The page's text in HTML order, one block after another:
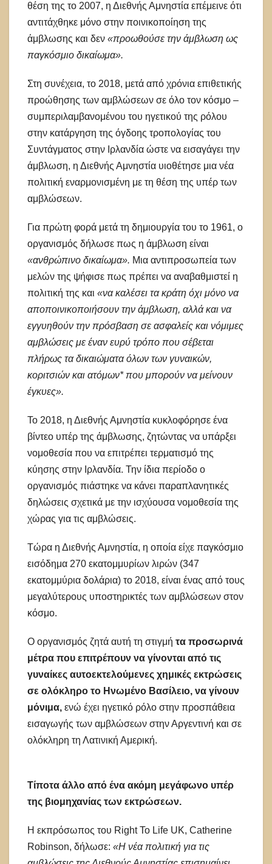
θέση της το 2007, η Διεθνής Αμνηστία επέμεινε ότι
αντιτάχθηκε μόνο στην ποινικοποίηση της
άμβλωσης και δεν «προωθούσε την άμβλωση ως
παγκόσμιο δικαίωμα».
Στη συνέχεια, το 2018, μετά από χρόνια επιθετικής
προώθησης των αμβλώσεων σε όλο τον κόσμο –
συμπεριλαμβανομένου του ηγετικού της ρόλου
στην κατάργηση της όγδοης τροπολογίας του
Συντάγματος στην Ιρλανδία ώστε να εισαγάγει την
άμβλωση, η Διεθνής Αμνηστία υιοθέτησε μια νέα
πολιτική εναρμονισμένη με τη θέση της υπέρ των
αμβλώσεων.
Για πρώτη φορά μετά τη δημιουργία του το 1961, ο
οργανισμός δήλωσε πως η άμβλωση είναι
«ανθρώπινο δικαίωμα». Μια αντιπροσωπεία των
μελών της ψήφισε πως πρέπει να αναβαθμιστεί η
πολιτική της και «να καλέσει τα κράτη όχι μόνο να
αποποινικοποιήσουν την άμβλωση, αλλά και να
εγγυηθούν την πρόσβαση σε ασφαλείς και νόμιμες
αμβλώσεις με έναν ευρύ τρόπο που σέβεται
πλήρως τα δικαιώματα όλων των γυναικών,
κοριτσιών και ατόμων* που μπορούν να μείνουν
έγκυες».
Το 2018, η Διεθνής Αμνηστία κυκλοφόρησε ένα
βίντεο υπέρ της άμβλωσης, ζητώντας να υπάρξει
νομοθεσία που να επιτρέπει τερματισμό της
κύησης στην Ιρλανδία. Την ίδια περίοδο ο
οργανισμός πιάστηκε να κάνει παραπλανητικές
δηλώσεις σχετικά με την ισχύουσα νομοθεσία της
χώρας για τις αμβλώσεις.
Τώρα η Διεθνής Αμνηστία, η οποία είχε παγκόσμιο
εισόδημα 270 εκατομμυρίων λιρών (347
εκατομμύρια δολάρια) το 2018, είναι ένας από τους
μεγαλύτερους υποστηρικτές των αμβλώσεων στον
κόσμο.
Ο οργανισμός ζητά αυτή τη στιγμή τα προσωρινά
μέτρα που επιτρέπουν να γίνονται από τις
γυναίκες αυτοεκτελούμενες χημικές εκτρώσεις
σε ολόκληρο το Ηνωμένο Βασίλειο, να γίνουν
μόνιμα, ενώ έχει ηγετικό ρόλο στην προσπάθεια
εισαγωγής των αμβλώσεων στην Αργεντινή και σε
ολόκληρη τη Λατινική Αμερική.
Τίποτα άλλο από ένα ακόμη μεγάφωνο υπέρ
της βιομηχανίας των εκτρώσεων.
Η εκπρόσωπος του Right To Life UK, Catherine
Robinson, δήλωσε: «Η νέα πολιτική για τις